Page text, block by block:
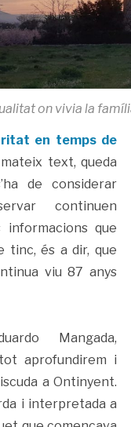
on vivia la
en temps de
text, queda
de considerar
continuen
que
tinc, és a dir, que
viu 87 anys
Mangada,
aprofundirem i
a Ontinyent.
i interpretada a